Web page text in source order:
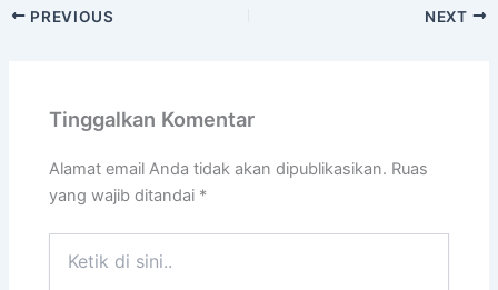
PREVIOUS NEXT
Tinggalkan Komentar
Alamat email Anda tidak akan dipublikasikan. Ruas
yang wajib ditandai *